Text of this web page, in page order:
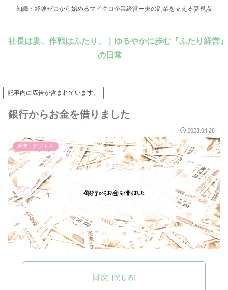
知識・経験ゼロから始めるマイクロ企業経営ー夫の副業を支える妻視点
社長は妻、作戦はふたり。｜ゆるやかに歩む『ふたり経営』
の日常
記事内に広告が含まれています。
銀行からお金を借りました
2023.04.28
起業・ビジネス
目次